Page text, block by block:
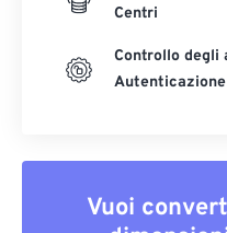
Centri
Controllo degli
Autenticazione
Vuoi